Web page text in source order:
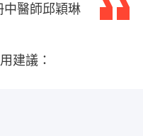
中醫師邱穎琳
建議：